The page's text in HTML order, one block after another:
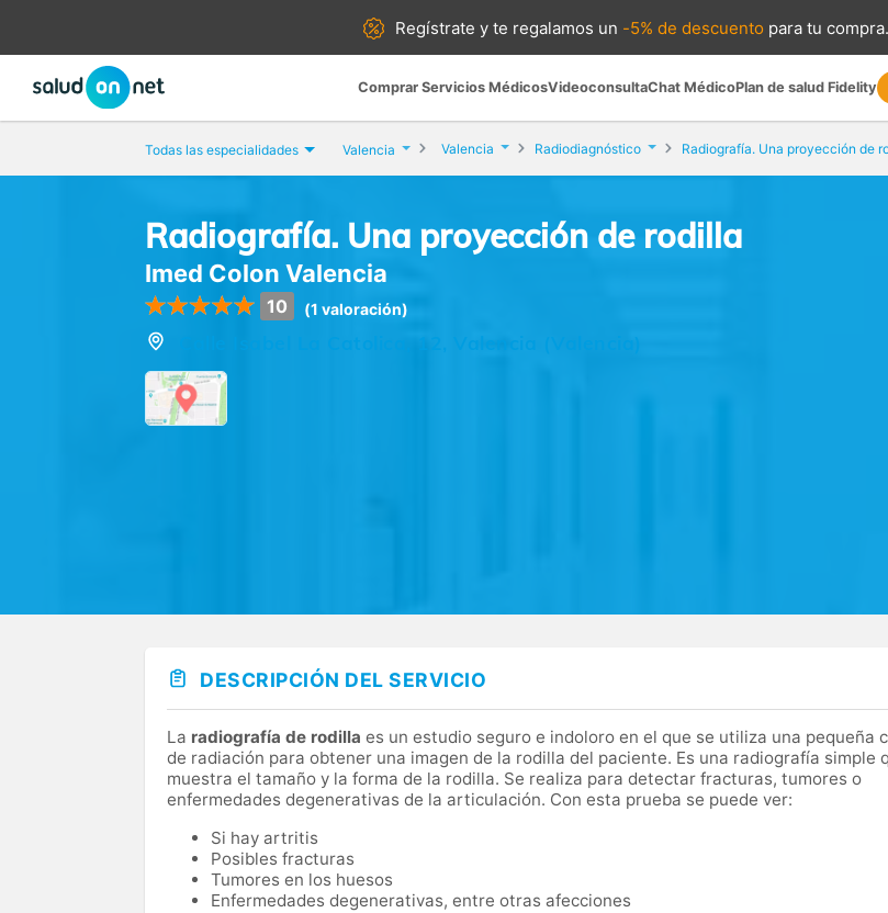
Regístrate yte regalamos un -5% de descuento para tu compra.
Comprar Servicios MédicosVideoconsultaChat MédicoPlan de salud Fidelity
Todas las especialidades Valencia Valencia Radiodiagnóstico
Radiografía. Una proyección de rodilla
Imed Colon Valencia
10 (1 valoración)
Calle Isabel La Catolica, 12, Valencia (Valencia)
DESCRIPCIÓN DEL SERVICIO
La radiografía de rodilla es un estudio seguro e indoloro en el que se utiliza una pequeña
de radiación para obtener una imagen de la rodilla del paciente. Es una radiografía simple
muestra el tamaño y la forma de la rodilla. Se realiza para detectar fracturas, tumores o
enfermedades degenerativas de la articulación. Con esta prueba se puede ver:
Si hay artritis
Posibles fracturas
Tumores en los huesos
Enfermedades degenerativas, entre otras afecciones